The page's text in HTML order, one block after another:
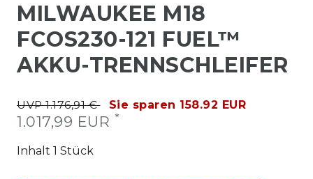
MILWAUKEE M18
FCOS230-121 FUEL™
AKKU-TRENNSCHLEIFER
UVP 1.176,91 € Sie sparen 158.92 EUR
1.017,99 EUR *
Inhalt 1 Stück